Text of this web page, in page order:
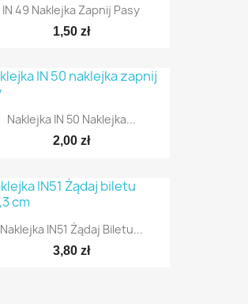
IN 49 Naklejka Zapnij Pasy
1,50 zł
Naklejka IN 50 Naklejka...
2,00 zł
Naklejka IN51 Żądaj Biletu...
3,80 zł